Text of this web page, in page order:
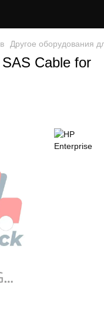
Другое оборудования
Cable for